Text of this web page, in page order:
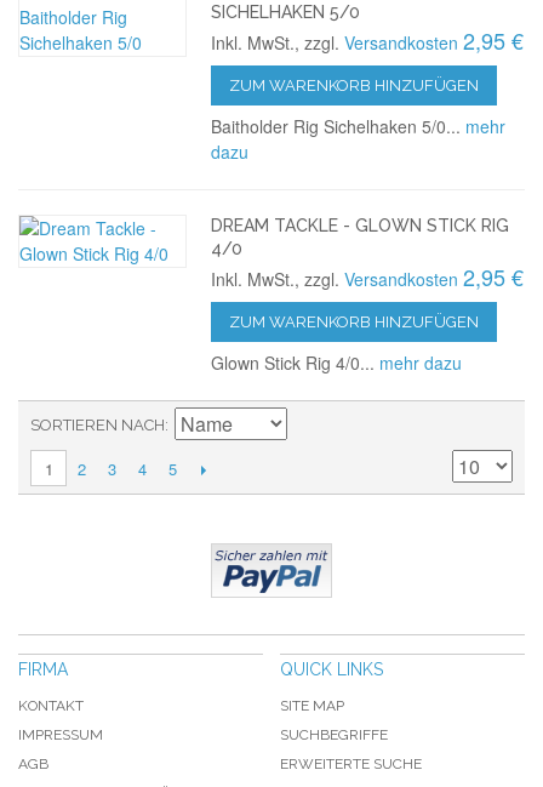
SICHELHAKEN 5/0
Inkl. MwSt., zzgl.Versandkosten 2,95 €
ZUM WARENKORB HINZUFÜGEN
Baitholder Rig Sichelhaken 5/0... mehr
dazu
DREAM TACKLE - GLOWN STICK RIG
4/0
Inkl. MwSt., zzgl.Versandkosten 2,95 €
ZUM WARENKORB HINZUFÜGEN
Glown Stick Rig 4/0... mehr dazu
SORTIEREN NACH
1 2 3 4 5
FIRMA
KONTAKT
IMPRESSUM
AGB
QUICK LINKS
SITE MAP
SUCHBEGRIFFE
ERWEITERTE SUCHE